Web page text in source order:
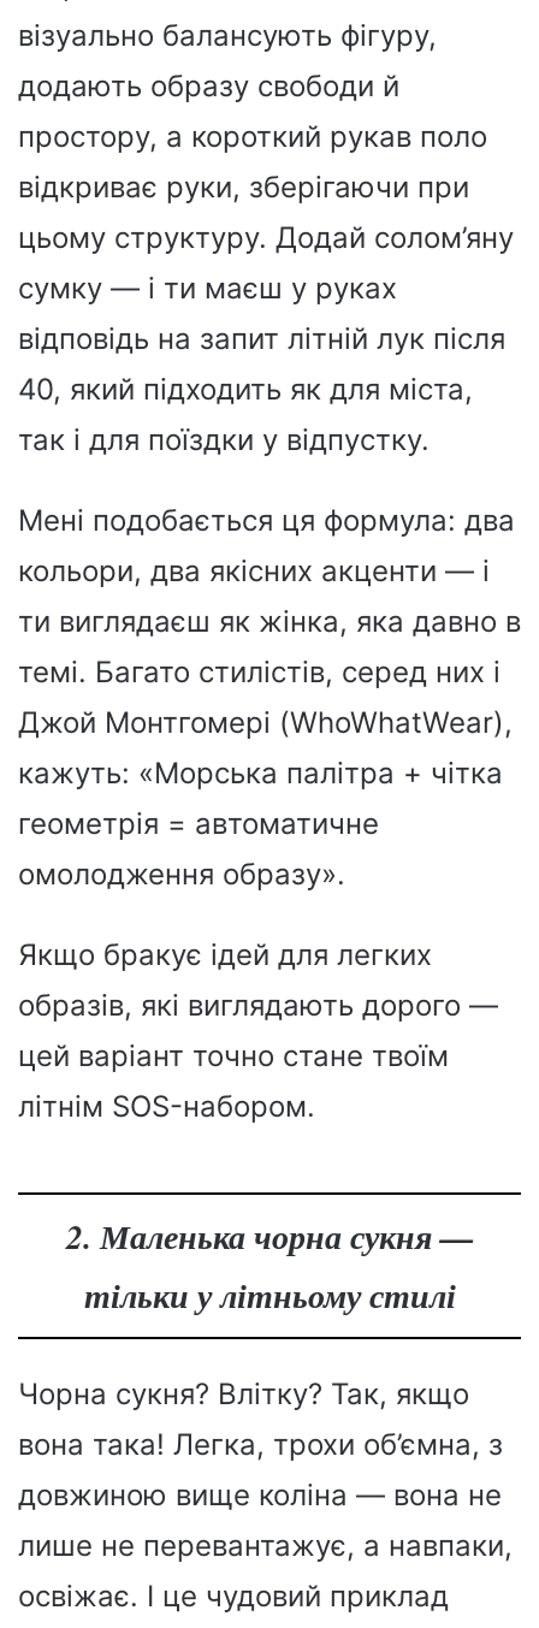
візуально балансують фігуру,
додають образу свободи й
простору, а короткий рукав поло
відкриває руки, зберігаючи при
цьому структуру. Додай солом’яну
сумку — і ти маєш у руках
відповідь на запит літній лук після
40, який підходить як для міста,
так і для поїздки у відпустку.
Мені подобається ця формула: два
кольори, два якісних акценти — і
ти виглядаєш як жінка, яка давно в
темі. Багато стилістів, серед них і
Джой Монтгомері (WhoWhatWear),
кажуть: «Морська палітра + чітка
геометрія = автоматичне
омолодження образу».
Якщо бракує ідей для легких
образів, які виглядають дорого —
цей варіант точно стане твоїм
літнім SOS-набором.
2. Маленька чорна сукня —
тільки у літньому стилі
Чорна сукня? Влітку? Так, якщо
вона така! Легка, трохи об’ємна, з
довжиною вище коліна — вона не
лише не перевантажує, а навпаки,
освіжає. І це чудовий приклад